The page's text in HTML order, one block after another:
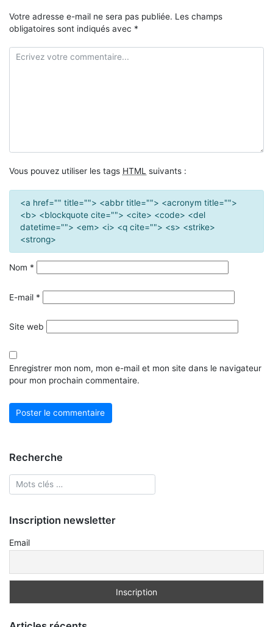
Votre adresse e-mail ne sera pas publiée. Les champs
obligatoires sont indiqués avec *
Vous pouvez utiliser les tags HTML suivants :
<a href="" title=""> <abbr title=""> <acronym title="">
<b> <blockquote cite=""> <cite> <code> <del
datetime=""> <em> <i> <q cite=""> <s> <strike>
<strong>
Nom *
E-mail *
Site web
Enregistrer mon nom, mon e-mail et mon site dans le navigateur
pour mon prochain commentaire.
Recherche
Inscription newsletter
Email